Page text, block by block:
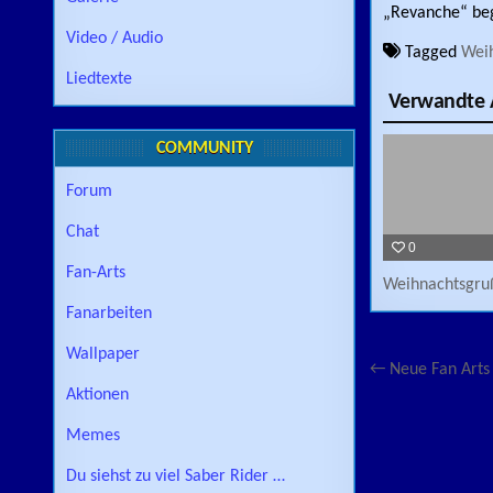
„Revanche“
Tagged
Verwandte
0
← Neue Fan
Video / Audio
Liedtexte
COMMUNITY
Forum
Chat
Fan-Arts
Fanarbeiten
Wallpaper
Aktionen
Memes
Du siehst zu viel Saber Rider …